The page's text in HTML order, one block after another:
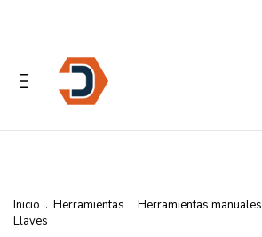
Inicio . Herramientas . Herramientas manuales
Llaves